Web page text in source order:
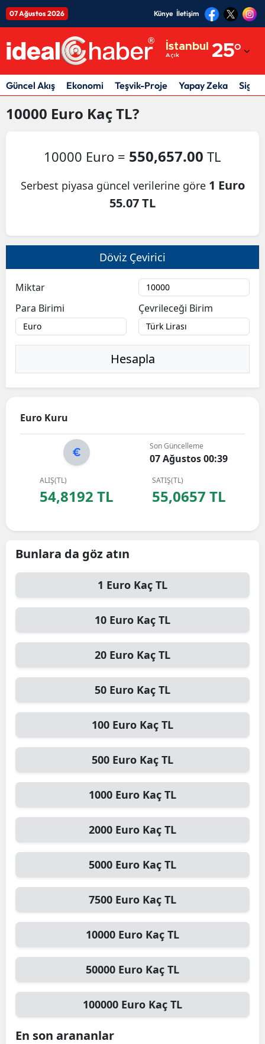
07 Ağustos 2026 Künye İletişim
İstanbul
Açık 25°
Adıyaman
Afyonkarahisar
Ankara
Antalya
Bilecik
Bingöl
Bitlis
Burdur
Çankırı
Denizli
Elazığ
Eskişehir
Gaziantep
Gümüşhane
Hakkari
Kars
Kayseri
Kırklareli
Kırşehir
Kocaeli
Güncel Akış Ekonomi Teşvik-Proje Yapay Zeka
10000 Euro Kaç TL?
10000 Euro = 550,657.00 TL
Serbest piyasa güncel verilerine göre 1 Euro
55.07 TL
Döviz Çevirici
Miktar
Para Birimi
Çevrileceği Birim
Hesapla
Euro Kuru
Son Güncelleme
07 Ağustos 00:39
ALIŞ(TL)
54,8192 TL
SATIŞ(TL)
55,0657 TL
Bunlara da göz atın
1 Euro Kaç TL
10 Euro Kaç TL
20 Euro Kaç TL
50 Euro Kaç TL
100 Euro Kaç TL
500 Euro Kaç TL
1000 Euro Kaç TL
2000 Euro Kaç TL
5000 Euro Kaç TL
7500 Euro Kaç TL
10000 Euro Kaç TL
50000 Euro Kaç TL
100000 Euro Kaç TL
En son arananlar